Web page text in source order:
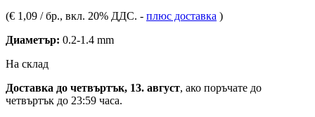
(€ 1,09 / бр., вкл. 20% ДДС. - плюс доставка )
Диаметър: 0.2-1.4 mm
На склад
Доставка до четвъртък, 13. август, ако поръчате до
четвъртък до 23:59 часа.